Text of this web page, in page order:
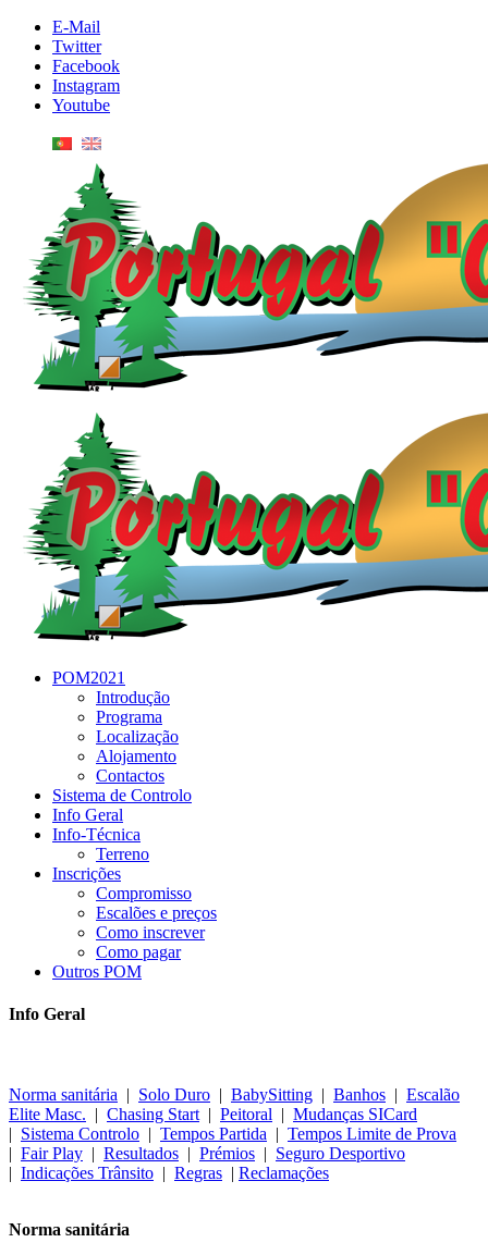
E-Mail
Twitter
Facebook
Instagram
Youtube
POM2021
Introdução
Programa
Localização
Alojamento
Contactos
Sistema de Controlo
Info Geral
Info-Técnica
Terreno
Inscrições
Compromisso
Escalões e preços
Como inscrever
Como pagar
Outros POM
Info Geral
Norma sanitária | Solo Duro | BabySitting | Banhos | Escalão
Elite Masc. | Chasing Start | Peitoral | Mudanças SICard
| Sistema Controlo | Tempos Partida | Tempos Limite de Prova
| Fair Play | Resultados | Prémios | Seguro Desportivo
| Indicações Trânsito | Regras | Reclamações
Norma sanitária